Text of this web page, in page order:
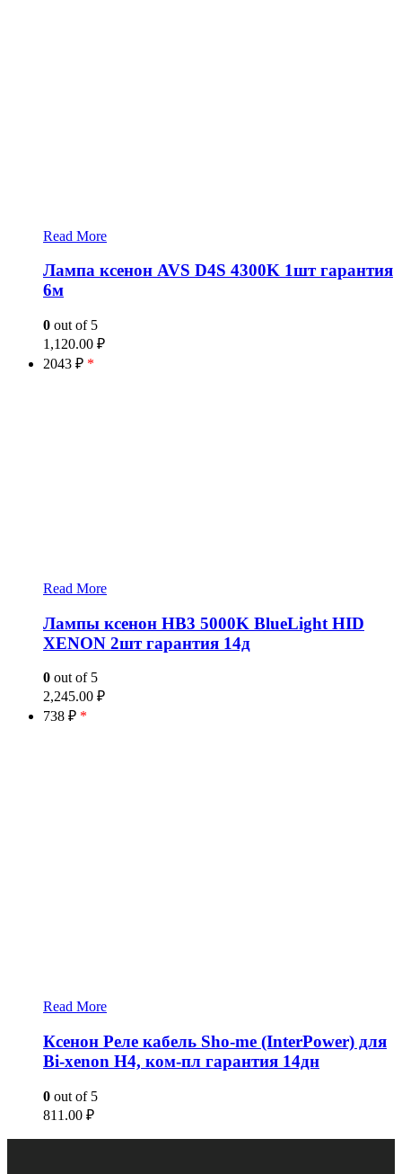
Read More
Лампа ксенон AVS D4S 4300K 1шт гарантия
6м
0 out of 5
1,120.00 ₽
2043 ₽ *
Read More
Лампы ксенон HB3 5000K BlueLight HID
XENON 2шт гарантия 14д
0 out of 5
2,245.00 ₽
738 ₽ *
Read More
Ксенон Реле кабель Sho-me (InterPower) для
Bi-xenon H4, ком-пл гарантия 14дн
0 out of 5
811.00 ₽